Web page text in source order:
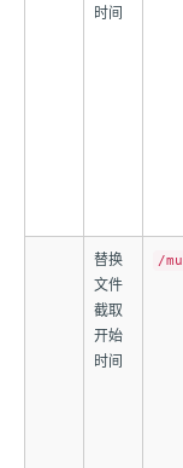
时间
替换
文件
截取
开始
时间
/